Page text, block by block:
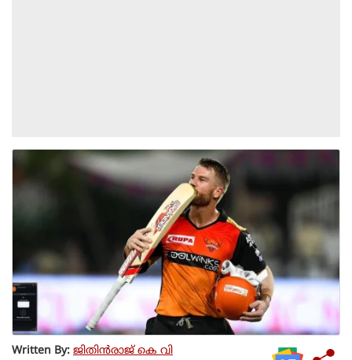
Written By: ജിതിൻരാജ് കെ വി